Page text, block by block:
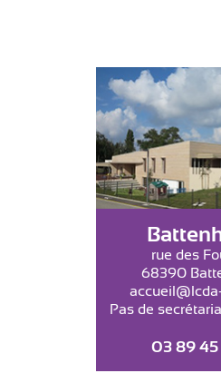
rue des
68390
Pas de
03 89 45